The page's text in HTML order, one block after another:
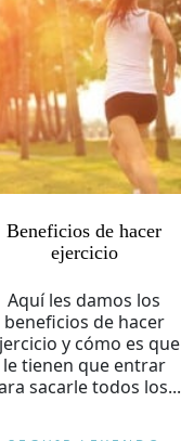
Beneficios de hacer
ejercicio
Aquí les damos los
beneficios de hacer
y cómo es que
le tienen que entrar
sacarle todos los...